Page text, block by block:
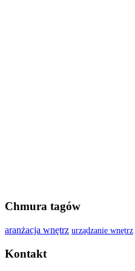
Chmura tagów
aranżacja wnętrz urządzanie wnętrz
Kontakt